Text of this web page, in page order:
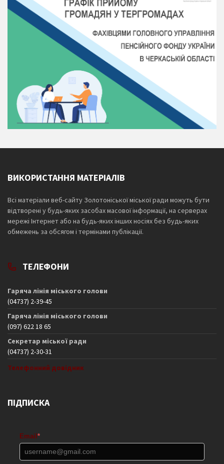
ВИКОРИСТАННЯ МАТЕРІАЛІВ
Всі матеріали веб-сайту Золотоніської міської ради можуть бути
відтворені у будь-яких засобах масової інформації, на серверах
мережі Інтернет або на будь-яких інших носіях без будь-яких
обмежень за обсягом і термінами публікації.
ТЕЛЕФОНИ
Гаряча лінія міського голови
(04737) 2-39-45
Гаряча лінія міського голови
(097) 622 18 65
Секретар міської ради
(04737) 2-30-31
Телефонний довідник
ПІДПИСКА
Email *